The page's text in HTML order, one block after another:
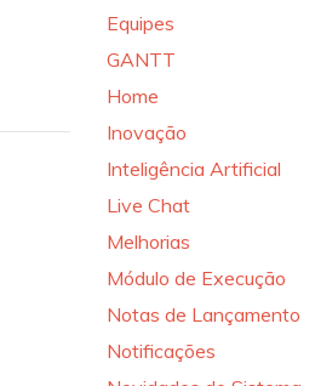
Equipes
GANTT
Home
Inovação
Inteligência Artificial
Live Chat
Melhorias
Módulo de Execução
Notas de Lançamento
Notificações